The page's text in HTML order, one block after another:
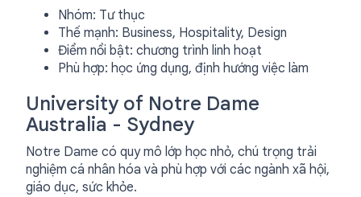
Nhóm: Tư thục
Thế mạnh: Business, Hospitality, Design
Điểm nổi bật: chương trình linh hoạt
Phù hợp: học ứng dụng, định hướng việc làm
University of Notre Dame
Australia - Sydney
Notre Dame có quy mô lớp học nhỏ, chú trọng trải
nghiệm cá nhân hóa và phù hợp với các ngành xã hội,
giáo dục, sức khỏe.